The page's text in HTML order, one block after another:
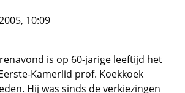
10:09
is op 60-jarige leeftijd het
Kamerlid prof. Koekkoek
Hij was sinds de verkiezingen